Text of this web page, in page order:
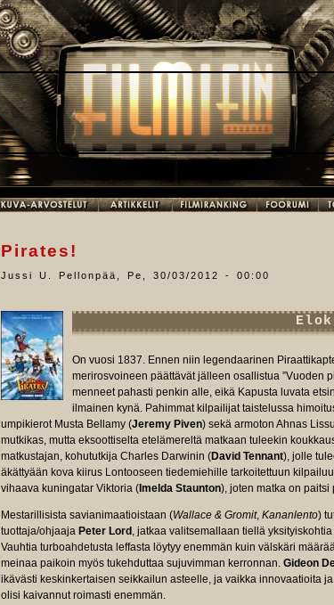
Pirates!
Jussi U. Pellonpää Pe, 30/03/2012 - 00:00
On vuosi 1837. Ennen niin legendaarinen
merirosvoineen päättävät jälleen osallistua ”Vuoden
menneet pahasti penkin alle, eikä Kapusta luvata
ilmainen kynä. Pahimmat kilpailijat taistelussa
umpikierot Musta Bellamy (Jeremy Piven) sekä armoton Ahnas
mutkikas, mutta eksoottiselta etelämereltä matkaan tuleekin
matkustajan, kohututkija Charles Darwinin (David Tennant), jolle
äkättyään kova kiirus Lontooseen tiedemiehille tarkoitettuun
vihaava kuningatar Viktoria ( Imelda Staunton), joten matka on
Mestarillisista savianimaatioistaan (Wallace & Gromit, Kananlento)
tuottaja/ohjaaja Peter Lord , jatkaa valitsemallaan tiellä
Vauhtia turboahdetusta leffasta löytyy enemmän kuin välskäri
meinaa paikoin myös tukehduttaa sujuvimman kerronnan. Gideon
ikävästi keskinkertaisen seikkailun asteelle, ja vaikka innovaatioita
olisi kaivannut roimasti enemmän.